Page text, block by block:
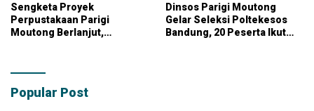
Sengketa Proyek
Perpustakaan Parigi
Moutong Berlanjut,
dengan Dana Pribadi
Dinsos Parigi Moutong
Gelar Seleksi Poltekesos
Bandung, 20 Peserta Ikut
Popular Post